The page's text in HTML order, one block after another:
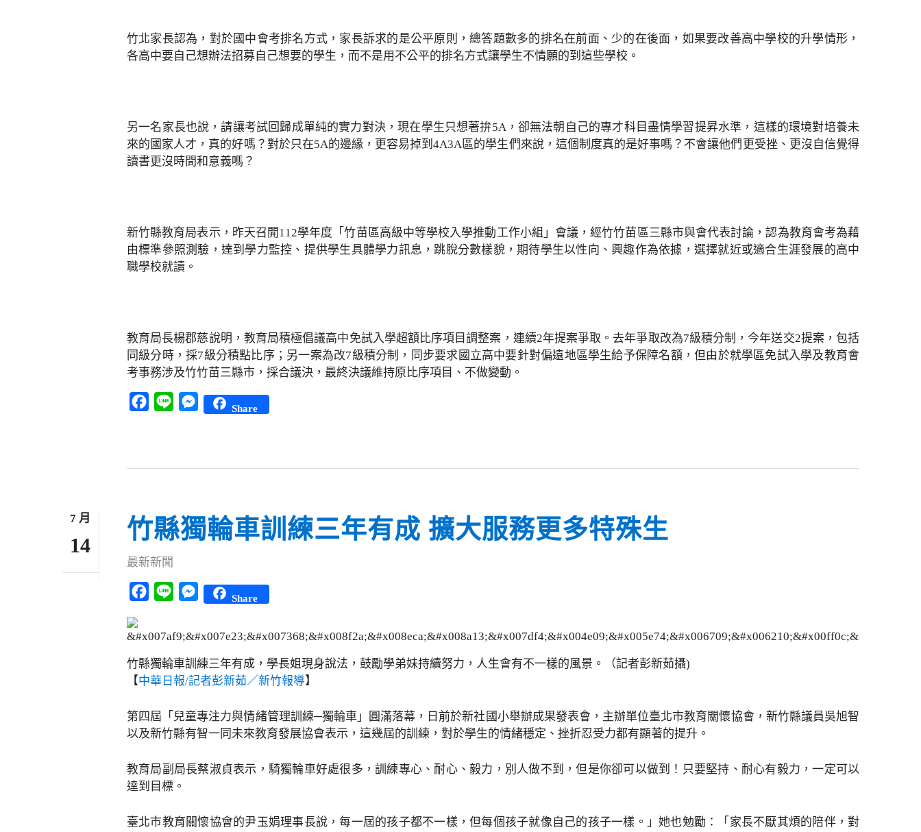
竹北家長認為，對於國中會考排名方式，家長訴求的是公平原則，總答題數多的排名在前面、少的在後面，如果要改善高中學校的升學情形，
各高中要自己想辦法招募自己想要的學生，而不是用不公平的排名方式讓學生不情願的到這些學校。
另一名家長也說，請讓考試回歸成單純的實力對決，現在學生只想著拚5A，卻無法朝自己的專才科目盡情學習提昇水準，這樣的環境對培養未
來的國家人才，真的好嗎？對於只在5A的邊緣，更容易掉到4A3A區的學生們來說，這個制度真的是好事嗎？不會讓他們更受挫、更沒自信覺得
讀書更沒時間和意義嗎？
新竹縣教育局表示，昨天召開112學年度「竹苗區高級中等學校入學推動工作小組」會議，經竹竹苗區三縣市與會代表討論，認為教育會考為藉
由標準參照測驗，達到學力監控、提供學生具體學力訊息，跳脫分數樣貌，期待學生以性向、興趣作為依據，選擇就近或適合生涯發展的高中
職學校就讀。
教育局長楊郡慈說明，教育局積極倡議高中免試入學超額比序項目調整案，連續2年提案爭取。去年爭取改為7級積分制，今年送交2提案，包括
同級分時，採7級分積點比序；另一案為改7級積分制，同步要求國立高中要針對偏遠地區學生給予保障名額，但由於就學區免試入學及教育會
考事務涉及竹竹苗三縣市，採合議決，最終決議維持原比序項目、不做變動。
Facebook
Line Messenger
Share
7 月
14
竹縣獨輪車訓練三年有成 擴大服務更多特殊生
最新新聞
Facebook
Line Messenger
Share
竹縣獨輪車訓練三年有成，學長姐現身說法，鼓勵學弟妹持續努力，人生會有不一樣的風景。（記者彭新茹攝)
【中華日報/記者彭新茹／新竹報導】
第四屆「兒童專注力與情緒管理訓練─獨輪車」圓滿落幕，日前於新社國小舉辦成果發表會，主辦單位臺北市教育關懷協會，新竹縣議員吳旭智
以及新竹縣有智一同未來教育發展協會表示，這幾屆的訓練，對於學生的情緒穩定、挫折忍受力都有顯著的提升。
教育局副局長蔡淑貞表示，騎獨輪車好處很多，訓練專心、耐心、毅力，別人做不到，但是你卻可以做到！只要堅持、耐心有毅力，一定可以
達到目標。
臺北市教育關懷協會的尹玉娟理事長說，每一屆的孩子都不一樣，但每個孩子就像自己的孩子一樣。」她也勉勵：「家長不厭其煩的陪伴，對